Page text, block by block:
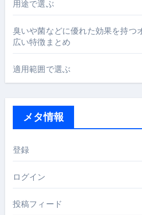
用途で選ぶ
臭いや菌などに優れた効果を持つ
広い特徴まとめ
適用範囲で選ぶ
メタ情報
登録
ログイン
投稿フィード